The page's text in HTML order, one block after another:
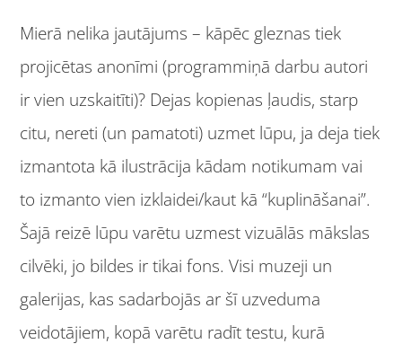
Mierā nelika jautājums – kāpēc gleznas tiek
projicētas anonīmi (programmiņā darbu autori
ir vien uzskaitīti)? Dejas kopienas ļaudis, starp
citu, nereti (un pamatoti) uzmet lūpu, ja deja tiek
izmantota kā ilustrācija kādam notikumam vai
to izmanto vien izklaidei/kaut kā “kuplināšanai”.
Šajā reizē lūpu varētu uzmest vizuālās mākslas
cilvēki, jo bildes ir tikai fons. Visi muzeji un
galerijas, kas sadarbojās ar šī uzveduma
veidotājiem, kopā varētu radīt testu, kurā